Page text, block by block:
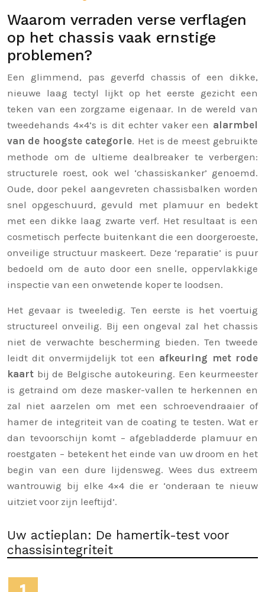
Waarom verraden verse verflagen
op het chassis vaak ernstige
problemen?
Een glimmend, pas geverfd chassis of een dikke,
nieuwe laag tectyl lijkt op het eerste gezicht een
teken van een zorgzame eigenaar. In de wereld van
tweedehands 4×4’s is dit echter vaker een alarmbel
van de hoogste categorie. Het is de meest gebruikte
methode om de ultieme dealbreaker te verbergen:
structurele roest, ook wel ‘chassiskanker’ genoemd.
Oude, door pekel aangevreten chassisbalken worden
snel opgeschuurd, gevuld met plamuur en bedekt
met een dikke laag zwarte verf. Het resultaat is een
cosmetisch perfecte buitenkant die een doorgeroeste,
onveilige structuur maskeert. Deze ‘reparatie’ is puur
bedoeld om de auto door een snelle, oppervlakkige
inspectie van een onwetende koper te loodsen.
Het gevaar is tweeledig. Ten eerste is het voertuig
structureel onveilig. Bij een ongeval zal het chassis
niet de verwachte bescherming bieden. Ten tweede
leidt dit onvermijdelijk tot een afkeuring met rode
kaart bij de Belgische autokeuring. Een keurmeester
is getraind om deze masker-vallen te herkennen en
zal niet aarzelen om met een schroevendraaier of
hamer de integriteit van de coating te testen. Wat er
dan tevoorschijn komt – afgebladderde plamuur en
roestgaten – betekent het einde van uw droom en het
begin van een dure lijdensweg. Wees dus extreem
wantrouwig bij elke 4×4 die er ‘onderaan te nieuw
uitziet voor zijn leeftijd’.
Uw actieplan: De hamertik-test voor
chassisintegriteit